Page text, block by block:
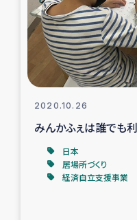
仮設住宅生
インター
2020.10.26
みんかふぇは誰でも
日本
居場所づくり
経済自立支援事業